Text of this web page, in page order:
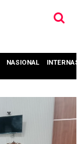
NASIONAL